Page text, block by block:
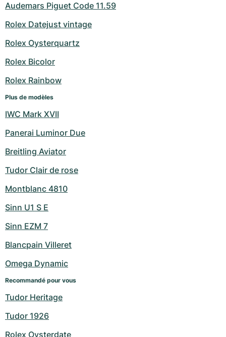
Audemars Piguet Code 11.59
Rolex Datejust vintage
Rolex Oysterquartz
Rolex Bicolor
Rolex Rainbow
Plus de modèles
IWC Mark XVII
Panerai Luminor Due
Breitling Aviator
Tudor Clair de rose
Montblanc 4810
Sinn U1 S E
Sinn EZM 7
Blancpain Villeret
Omega Dynamic
Recommandé pour vous
Tudor Heritage
Tudor 1926
Rolex Oysterdate